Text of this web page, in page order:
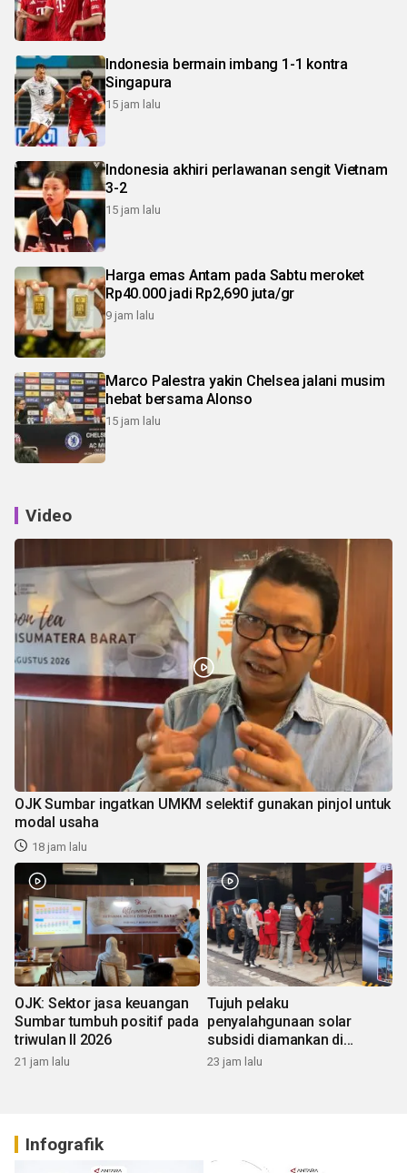
Indonesia bermain imbang 1-1 kontra
Singapura
15 jam lalu
Indonesia akhiri perlawanan sengit Vietnam
3-2
15 jam lalu
Harga emas Antam pada Sabtu meroket
Rp40.000 jadi Rp2,690 juta/gr
9 jam lalu
Marco Palestra yakin Chelsea jalani musim
hebat bersama Alonso
15 jam lalu
Video
OJK Sumbar ingatkan UMKM selektif gunakan pinjol untuk
modal usaha
18 jam lalu
OJK: Sektor jasa keuangan
Sumbar tumbuh positif pada
triwulan II 2026
21 jam lalu
Tujuh pelaku
penyalahgunaan solar
subsidi diamankan di
Sumbar
23 jam lalu
Infografik